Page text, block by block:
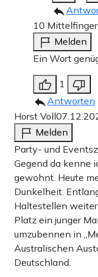
10 Mittelfinger
Melden
Ein Wort
1
Antworten
Horst Voll
Melden
Party- und
Gegend da kenne
gewohnt. Heute
Dunkelheit.
Haltestellen
Platz ein junger
umzubennen in
Australischen
Deutschland.